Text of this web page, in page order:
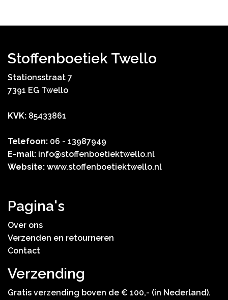
Stoffenboetiek Twello
Stationsstraat 7
7391 EG Twello
KVK: 85433861
Telefoon: 06 - 13987949
E-mail: info@stoffenboetiektwello.nl
Website: www.stoffenboetiektwello.nl
Pagina's
Over ons
Verzenden en retourneren
Contact
Verzending
Gratis verzending boven de € 100,- (in Nederland).